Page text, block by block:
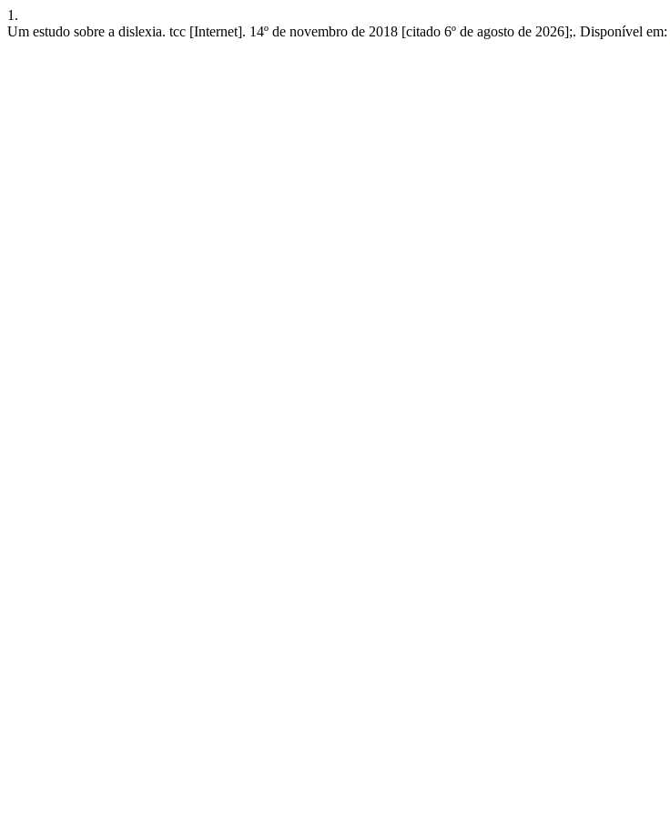
1.
Um estudo sobre a dislexia. tcc [Internet]. 14º de novembro de 2018 [citado 6º de agosto de 2026];. Disponível em: